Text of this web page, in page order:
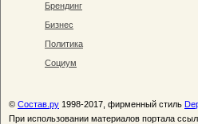
Брендинг
Бизнес
Политика
Социум
© Состав.ру 1998-2017, фирменный стиль
При использовании материалов портала